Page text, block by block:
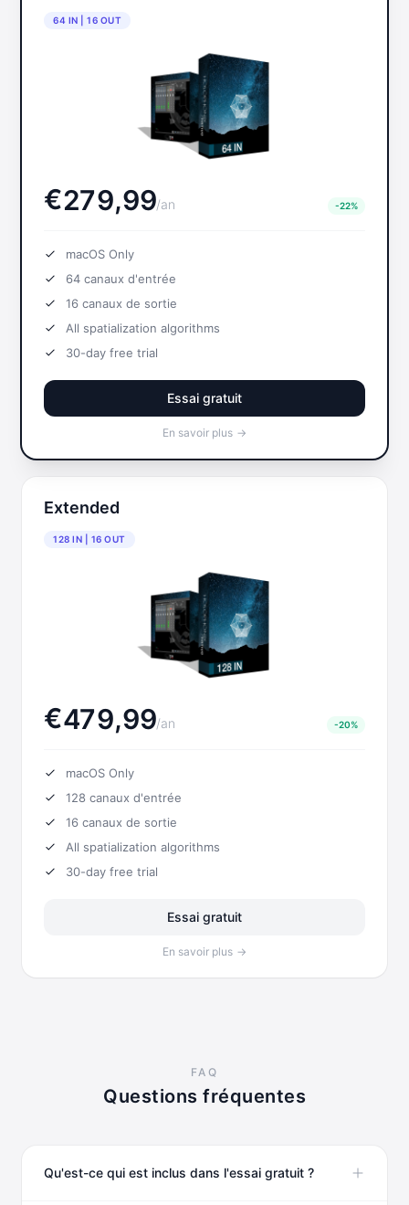
64 IN | 16 OUT
€279,99/an -22%
macOS Only
64 canaux d'entrée
16 canaux de sortie
All spatialization algorithms
30-day free trial
Essai gratuit
En savoir plus →
Extended
128 IN | 16 OUT
€479,99/an -20%
macOS Only
128 canaux d'entrée
16 canaux de sortie
All spatialization algorithms
30-day free trial
Essai gratuit
En savoir plus →
FAQ
Questions fréquentes
Qu'est-ce qui est inclus dans l'essai gratuit ?